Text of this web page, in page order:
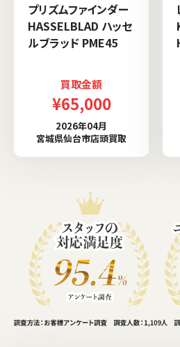
プリズムファインダー
HASSELBLAD ハッセ
ルブラッド PME45
買取金額
¥65,000
2026年04月
宮城県仙台市店頭買取